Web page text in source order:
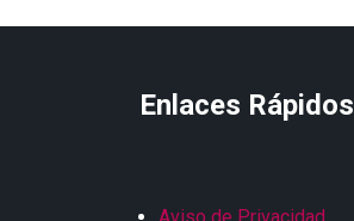
Enlaces Rápidos